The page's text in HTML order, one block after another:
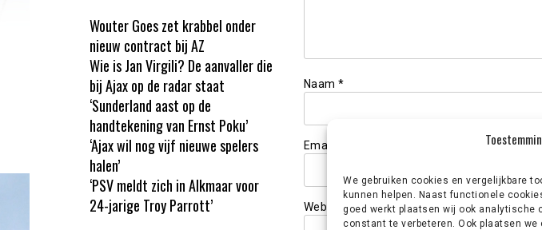
We gebruiken cookies en vergelijkbare
kunnen helpen. Naast functionele
goed werkt plaatsen wij ook analytische
constant te verbeteren. Ook plaatsen
Naam *
Email
Website
Wouter Goes zet krabbel onder
nieuw contract bij AZ
Wie is Jan Virgili? De aanvaller die
bij Ajax op de radar staat
‘Sunderland aast op de
handtekening van Ernst Poku’
‘Ajax wil nog vijf nieuwe spelers
halen’
‘PSV meldt zich in Alkmaar voor
24-jarige Troy Parrott’